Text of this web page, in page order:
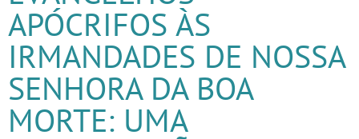
APÓCRIFOS ÀS
IRMANDADES DE NOSSA
SENHORA DA BOA
MORTE: UMA